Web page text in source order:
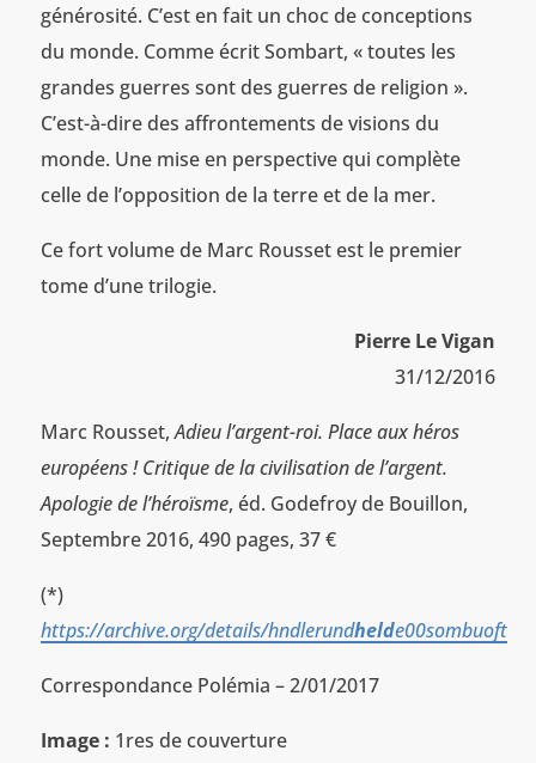
générosité. C’est en fait un choc de conceptions
du monde. Comme écrit Sombart, « toutes les
grandes guerres sont des guerres de religion ».
C’est-à-dire des affrontements de visions du
monde. Une mise en perspective qui complète
celle de l’opposition de la terre et de la mer.
Ce fort volume de Marc Rousset est le premier
tome d’une trilogie.
Pierre Le Vigan
31/12/2016
Marc Rousset,Adieu l’argent-roi. Place aux héros
européens ! Critique de la civilisation de l’argent.
Apologie de l’héroïsme, éd. Godefroy de Bouillon,
Septembre 2016, 490 pages, 37 €
(*)
https://archive.org/details/hndlerundhelde00sombuoft
Correspondance Polémia – 2/01/2017
Image : 1res de couverture